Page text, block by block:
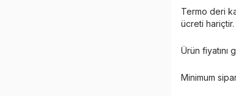
Termo deri
ücreti hariçtir.
Ürün fiyatını
Minimum